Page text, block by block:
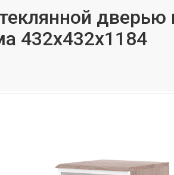
432х432х1184